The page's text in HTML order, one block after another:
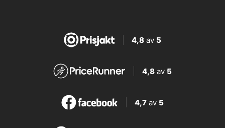
4,8av 5
4,8 av 5
4,7 av 5